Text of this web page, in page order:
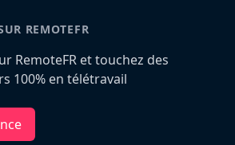
REMOTEFR
RemoteFR et touchez des
100% en télétravail